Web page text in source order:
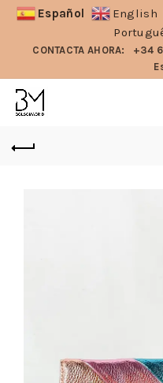
Español English
CONTACTA AHORA:
+34